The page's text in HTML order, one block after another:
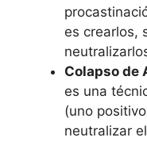
es crearlos,
Colapso de
es una
(uno
neutralizar